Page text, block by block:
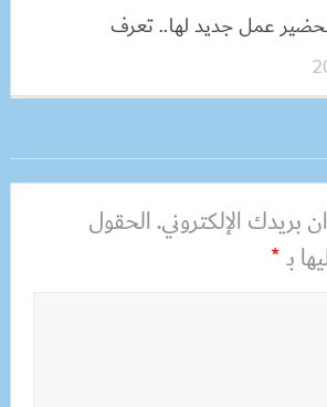
عمل جديد لها.. تعرف
بريدك الإلكتروني.الحقول
بـ*